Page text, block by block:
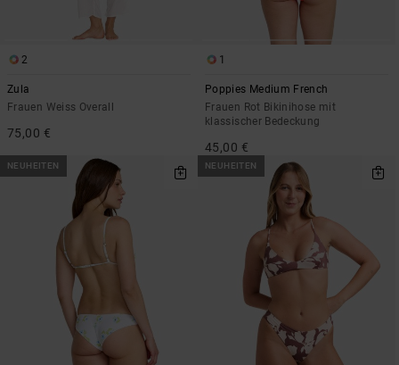
2
Zula
Frauen Weiss Overall
75,00 €
1
Poppies Medium French
Frauen Rot Bikinihose mit
klassischer Bedeckung
45,00 €
NEUHEITEN NEUHEITEN